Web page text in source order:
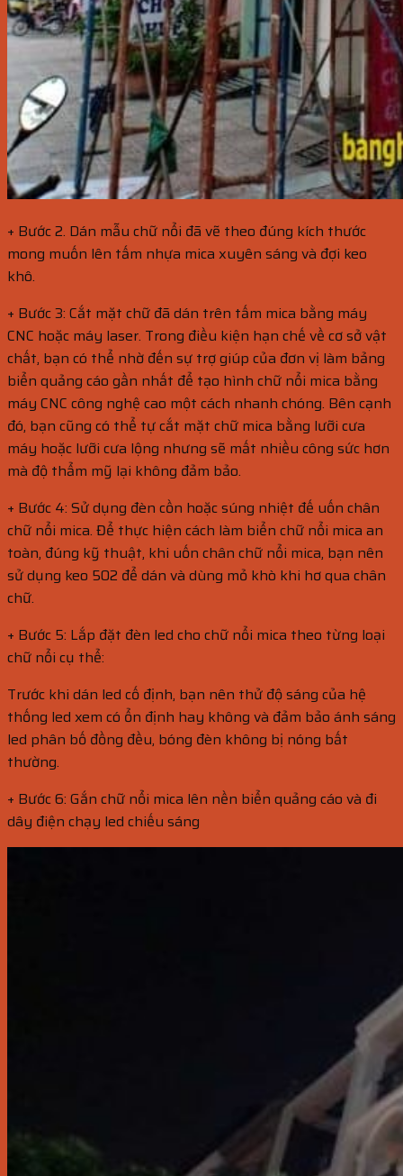
+ Bước 2. Dán mẫu chữ nổi đã vẽ theo đúng kích thước
mong muốn lên tấm nhựa mica xuyên sáng và đợi keo
khô.
+ Bước 3: Cắt mặt chữ đã dán trên tấm mica bằng máy
CNC hoặc máy laser. Trong điều kiện hạn chế về cơ sở vật
chất, bạn có thể nhờ đến sự trợ giúp của đơn vị làm bảng
biển quảng cáo gần nhất để tạo hình chữ nổi mica bằng
máy CNC công nghệ cao một cách nhanh chóng. Bên cạnh
đó, bạn cũng có thể tự cắt mặt chữ mica bằng lưỡi cưa
máy hoặc lưỡi cưa lộng nhưng sẽ mất nhiều công sức hơn
mà độ thẩm mỹ lại không đảm bảo.
+ Bước 4: Sử dụng đèn cồn hoặc súng nhiệt đế uốn chân
chữ nổi mica. Để thực hiện cách làm biển chữ nổi mica an
toàn, đúng kỹ thuật, khi uốn chân chữ nổi mica, bạn nên
sử dụng keo 502 để dán và dùng mỏ khò khi hơ qua chân
chữ.
+ Bước 5: Lắp đặt đèn led cho chữ nổi mica theo từng loại
chữ nổi cụ thể:
Trước khi dán led cố định, bạn nên thử độ sáng của hệ
thống led xem có ổn định hay không và đảm bảo ánh sáng
led phân bố đồng đều, bóng đèn không bị nóng bất
thường.
+ Bước 6: Gắn chữ nổi mica lên nền biển quảng cáo và đi
dây điện chạy led chiếu sáng